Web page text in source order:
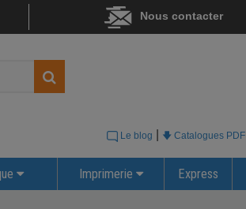
Nous contacter
Le blog 🡇 Catalogues PDF
Imprimerie Express